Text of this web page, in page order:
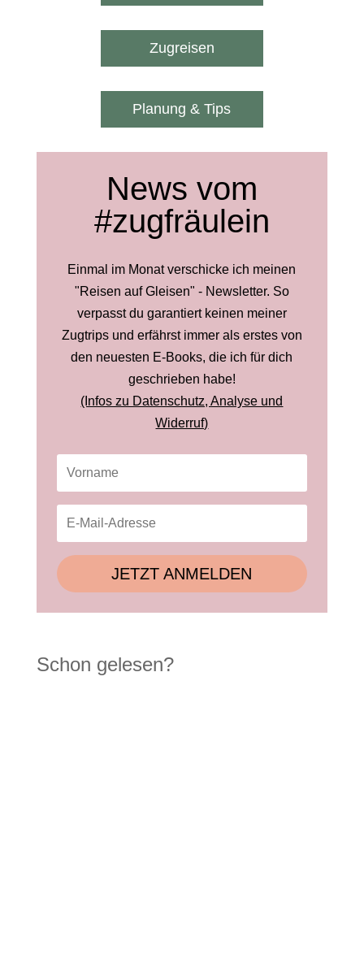
Zugreisen
Planung & Tips
News vom
#zugfräulein
Einmal im Monat verschicke ich meinen
"Reisen auf Gleisen" - Newsletter. So
verpasst du garantiert keinen meiner
Zugtrips und erfährst immer als erstes von
den neuesten E-Books, die ich für dich
geschrieben habe!
(Infos zu Datenschutz, Analyse und
Widerruf)
JETZT ANMELDEN
Schon gelesen?